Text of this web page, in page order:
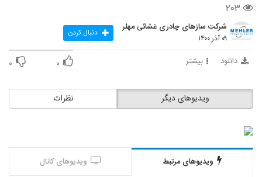
۲۰۳
شرکت سازهای چادری غشائی مهلر
۰۹ آذر ۱۴۰۰ دنبال کردن
دانلود بیشتر ۰ ۰
نظرات ویدیوهای دیگر
ویدیوهای مرتبط ویدیوهای کانال